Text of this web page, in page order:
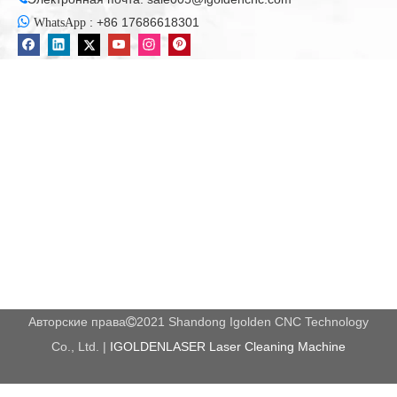
вспомогательного газа, задний шлак может быть эффективно
предотвращен. Таким образом, тип газа отличается, эффект
резания и скорость различны, скорость резания кислорода
Действует ли фокус вверх или вниз, верхняя щель
луча при положении фокусировки и меньшая фокусная
 WhatsApp : +86 17686618301
Авторские права2021 Shandong Igolden CNC Technology
Co., Ltd. | IGOLDENLASER Laser Cleaning Machine